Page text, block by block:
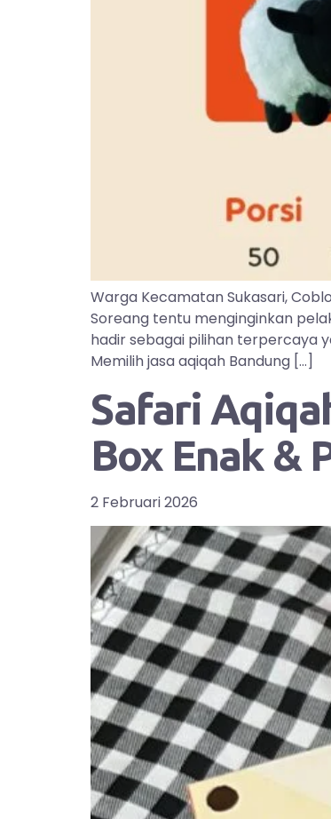
Warga Kecamatan Sukasari,
Soreang tentu menginginkan
hadir sebagai pilihan terpercaya
Memilih jasa aqiqah Bandung […]
Safari
Box Enak &
2 Februari 2026